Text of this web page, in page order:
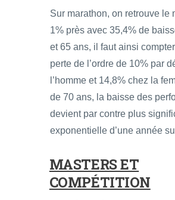
Sur marathon, on retrouve le
1% près avec 35,4% de
et 65 ans, il faut ainsi
perte de l’ordre de 10% par
l’homme et 14,8% chez la
de 70 ans, la baisse des
devient par contre plus
exponentielle d’une année
MASTERS ET
COMPÉTITION